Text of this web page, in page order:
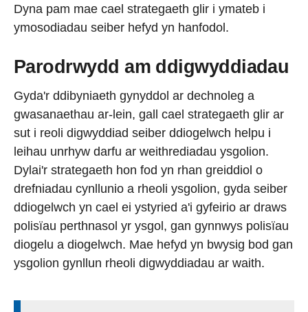
Dyna pam mae cael strategaeth glir i ymateb i
ymosodiadau seiber hefyd yn hanfodol.
Parodrwydd am ddigwyddiadau
Gyda'r ddibyniaeth gynyddol ar dechnoleg a
gwasanaethau ar-lein, gall cael strategaeth glir ar
sut i reoli digwyddiad seiber ddiogelwch helpu i
leihau unrhyw darfu ar weithrediadau ysgolion.
Dylai'r strategaeth hon fod yn rhan greiddiol o
drefniadau cynllunio a rheoli ysgolion, gyda seiber
ddiogelwch yn cael ei ystyried a'i gyfeirio ar draws
polisïau perthnasol yr ysgol, gan gynnwys polisïau
diogelu a diogelwch. Mae hefyd yn bwysig bod gan
ysgolion gynllun rheoli digwyddiadau ar waith.